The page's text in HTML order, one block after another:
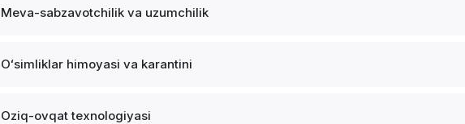
Meva-sabzavotchilik va uzumchilik
Oʻsimliklar himoyasi va karantini
Oziq-ovqat texnologiyasi